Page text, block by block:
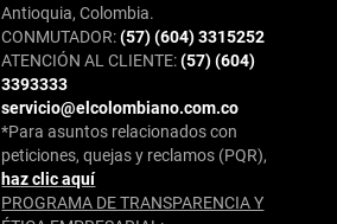
Antioquia, Colombia.
CONMUTADOR:(57) (604) 3315252
ATENCIÓN AL CLIENTE:(57) (604)
3393333
servicio@elcolombiano.com.co
*Para asuntos relacionados con
peticiones, quejas y reclamos (PQR),
haz clic aquí
PROGRAMA DE TRANSPARENCIA Y